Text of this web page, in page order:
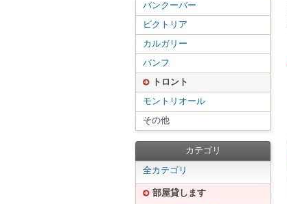
バンクーバー
ビクトリア
カルガリー
バンフ
トロント
モントリオール
その他
カテゴリ
全カテゴリ
部屋貸します